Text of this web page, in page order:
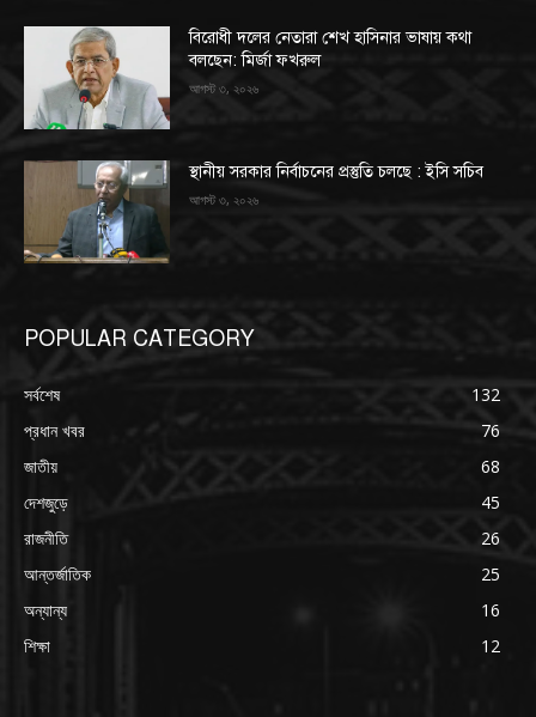
বিরোধী দলের নেতারা শেখ হাসিনার ভাষায় কথা
বলছেন: মির্জা ফখরুল
আগস্ট ৩, ২০২৬
স্থানীয় সরকার নির্বাচনের প্রস্তুতি চলছে : ইসি সচিব
আগস্ট ৩, ২০২৬
POPULAR CATEGORY
সর্বশেষ
132
প্রধান খবর
76
জাতীয়
68
দেশজুড়ে
45
রাজনীতি
26
আন্তর্জাতিক
25
অন্যান্য
16
শিক্ষা
12